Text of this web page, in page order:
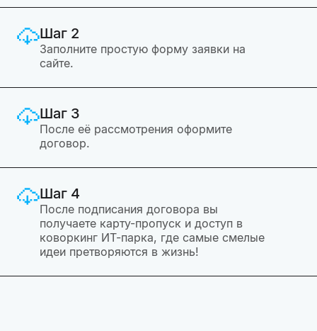
Шаг 2
Заполните простую форму заявки на
сайте.
Шаг 3
После её рассмотрения оформите
договор.
Шаг 4
Поcле подписания договора вы
получаете карту-пропуск и доступ в
коворкинг ИТ-парка, где самые смелые
идеи претворяются в жизнь!